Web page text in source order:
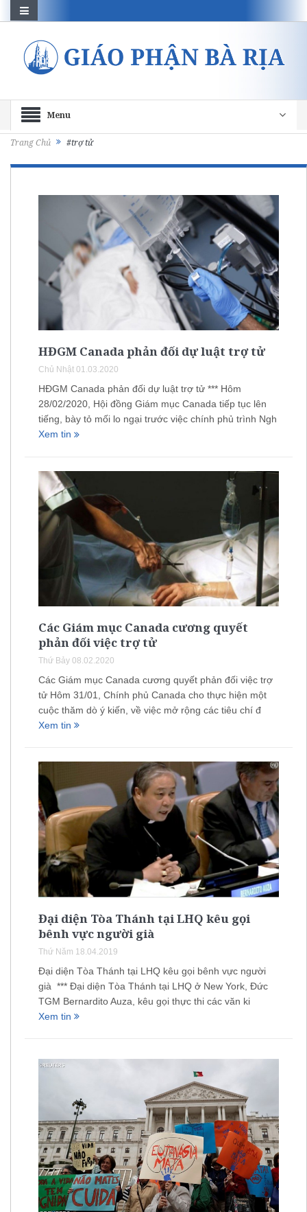
Menu
Trang Chủ #trợ tử
HĐGM Canada phản đối dự luật trợ tử
Chủ Nhật 01.03.2020
HĐGM Canada phản đối dự luật trợ tử *** Hôm
28/02/2020, Hội đồng Giám mục Canada tiếp tục lên
tiếng, bày tỏ mối lo ngại trước việc chính phủ trình Ngh
Xem tin
Các Giám mục Canada cương quyết
phản đối việc trợ tử
Thứ Bảy 08.02.2020
Các Giám mục Canada cương quyết phản đối việc trợ
tử Hôm 31/01, Chính phủ Canada cho thực hiện một
cuộc thăm dò ý kiến, về việc mở rộng các tiêu chí đ
Xem tin
Đại diện Tòa Thánh tại LHQ kêu gọi
bênh vực người già
Thứ Năm 18.04.2019
Đại diện Tòa Thánh tại LHQ kêu gọi bênh vực người
già *** Đại diện Tòa Thánh tại LHQ ở New York, Đức
TGM Bernardito Auza, kêu gọi thực thi các văn ki
Xem tin